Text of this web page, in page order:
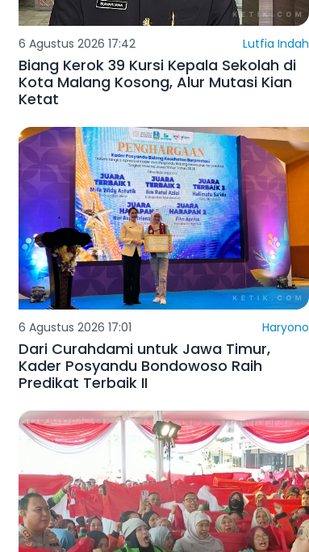
6 Agustus 2026 17:42 Lutfia Indah
Biang Kerok 39 Kursi Kepala Sekolah di
Kota Malang Kosong, Alur Mutasi Kian
Ketat
6 Agustus 2026 17:01 Haryono
Dari Curahdami untuk Jawa Timur,
Kader Posyandu Bondowoso Raih
Predikat Terbaik II